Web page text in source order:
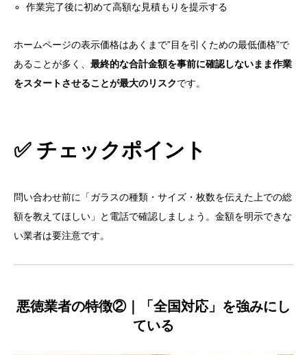
作業完了後に初めて高額な見積もりを提示する
ホームページの表示価格はあくまで”目を引くための最低価格”で
あることが多く、 最終的な合計金額を事前に確認しないまま作業
をスタートさせることが最大のリスクです。
✅ チェックポイント
問い合わせ前に「ガラスの種類・サイズ・枚数を伝えた上での総
額を教えてほしい」と電話で確認しましょう。金額を明示できな
い業者は要注意です。
悪徳業者の特徴②｜「全国対応」を強みにし
ている